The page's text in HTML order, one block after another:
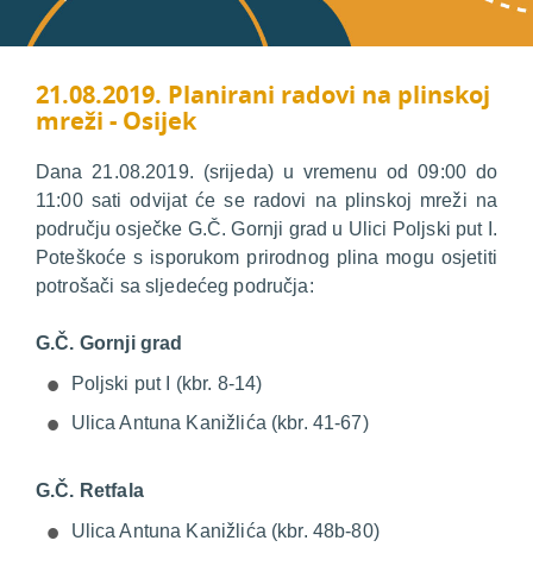
21.08.2019. Planirani radovi na plinskoj
mreži - Osijek
Dana 21.08.2019. (srijeda) u vremenu od 09:00 do
11:00 sati odvijat će se radovi na plinskoj mreži na
području osječke G.Č. Gornji grad u Ulici Poljski put I.
Poteškoće s isporukom prirodnog plina mogu osjetiti
potrošači sa sljedećeg područja:
G.Č. Gornji grad
Poljski put I (kbr. 8-14)
Ulica Antuna Kanižlića (kbr. 41-67)
G.Č. Retfala
Ulica Antuna Kanižlića (kbr. 48b-80)